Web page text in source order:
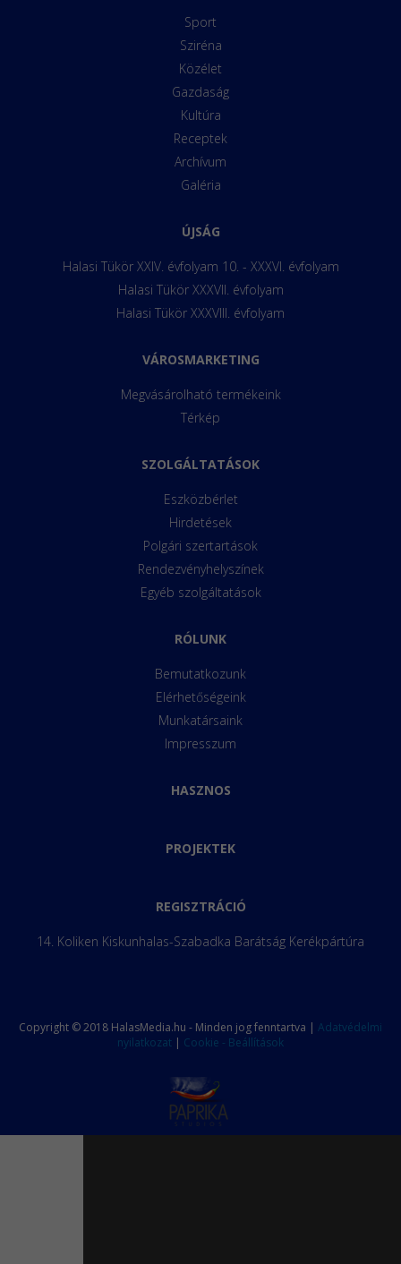
Sport
Sziréna
Közélet
Gazdaság
Kultúra
Receptek
Archívum
Galéria
ÚJSÁG
Halasi Tükör XXIV. évfolyam 10. - XXXVI. évfolyam
Halasi Tükör XXXVII. évfolyam
Halasi Tükör XXXVIII. évfolyam
VÁROSMARKETING
Megvásárolható termékeink
Térkép
SZOLGÁLTATÁSOK
Eszközbérlet
Hirdetések
Polgári szertartások
Rendezvényhelyszínek
Egyéb szolgáltatások
RÓLUNK
Bemutatkozunk
Elérhetőségeink
Munkatársaink
Impresszum
HASZNOS
PROJEKTEK
REGISZTRÁCIÓ
14. Koliken Kiskunhalas-Szabadka Barátság Kerékpártúra
Copyright © 2018 HalasMedia.hu - Minden jog fenntartva | Adatvédelmi
nyilatkozat | Cookie - Beállítások